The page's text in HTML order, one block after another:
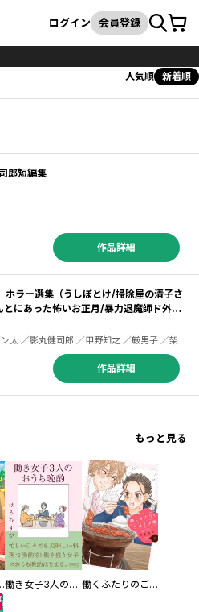
検索
ログイン 会員登録カート
人気順 新着順
郎短編集
作品詳細
ラー選集（うしぼとけ/掃除屋の清子さ
にあった怖いお正月/暴力退魔師ド外道
作品詳細
もっと見る
【分冊版】 働き女子3人のおうち晩酌 働くふたりのごほうび飯